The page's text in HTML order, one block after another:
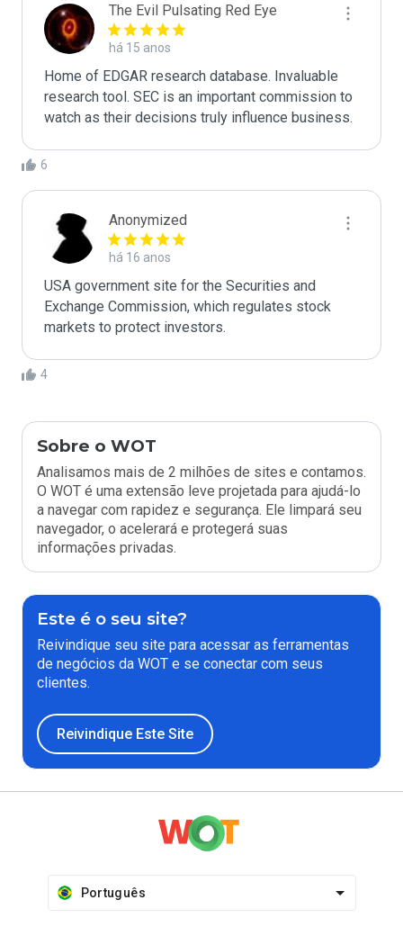
The Evil Pulsating Red Eye
há 15 anos
Home of EDGAR research database. Invaluable
research tool. SEC is an important commission to
watch as their decisions truly influence business.
6
Anonymized
há 16 anos
USA government site for the Securities and
Exchange Commission, which regulates stock
markets to protect investors.
4
Sobre o WOT
Analisamos mais de 2 milhões de sites e contamos.
O WOT é uma extensão leve projetada para ajudá-lo
a navegar com rapidez e segurança. Ele limpará seu
navegador, o acelerará e protegerá suas
informações privadas.
Este é o seu site?
Reivindique seu site para acessar as ferramentas
de negócios da WOT e se conectar com seus
clientes.
Reivindique Este Site
Português